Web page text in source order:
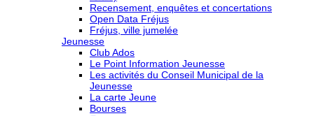
Recensement, enquêtes et concertations
Open Data Fréjus
Fréjus, ville jumelée
Jeunesse
Club Ados
Le Point Information Jeunesse
Les activités du Conseil Municipal de la
Jeunesse
La carte Jeune
Bourses